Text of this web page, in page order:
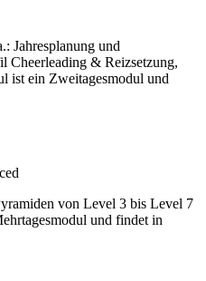
Jahresplanung und
Cheerleading & Reizsetzung,
ist ein Zweitagesmodul und
von Level 3 bis Level 7
und findet in